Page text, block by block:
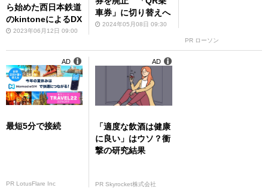
ら始めた西日本鉄道
のkintoneによるDX
2023年06月12日 09:00
車券」に切り替えへ
2024年05月08日 09:30
PR ローソン
最短5分で接続
PR LotusFlare Inc
AD
「適度な飲酒は健康
に良い」はウソ？衝
撃の研究結果
PR Skyrocket株式会社
AD